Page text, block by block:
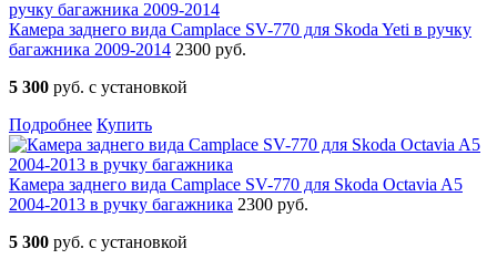
Камера заднего вида Camplace SV-770 для Skoda Yeti в ручку
багажника 2009-2014 2300 руб.
5 300 руб. с установкой
Подробнее Купить
Камера заднего вида Camplace SV-770 для Skoda Octavia A5
2004-2013 в ручку багажника 2300 руб.
5 300 руб. с установкой